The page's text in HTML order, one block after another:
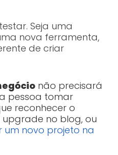
Seja uma
nova ferramenta,
de criar
não precisará
pessoa tomar
reconhecer o
no blog, ou
um novo projeto na